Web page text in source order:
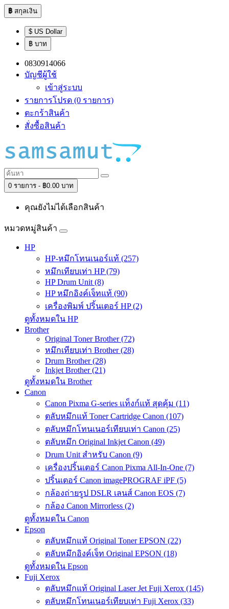
฿ สกุลเงิน
$ US Dollar
฿ บาท
0830914066
บัญชีผู้ใช้
เข้าสู่ระบบ
รายการโปรด (0 รายการ)
ตะกร้าสินค้า
สั่งซื้อสินค้า
0 รายการ - ฿0.00 บาท
คุณยังไม่ได้เลือกสินค้า
หมวดหมู่สินค้า
HP
HP-หมึกโทนเนอร์แท้ (257)
หมึกเทียบเท่า HP (79)
HP Drum Unit (8)
HP หมึกอิงค์เจ็ทแท้ (90)
เครื่องพิมพ์ ปริ้นเตอร์ HP (2)
ดูทั้งหมดใน HP
Brother
Original Toner Brother (72)
หมึกเทียบเท่า Brother (28)
Drum Brother (28)
Inkjet Brother (21)
ดูทั้งหมดใน Brother
Canon
Canon Pixma G-series แท็งก์แท้ สุดคุ้ม (11)
ตลับหมึกแท้ Toner Cartridge Canon (107)
ตลับหมึกโทนเนอร์เทียบเท่า Canon (25)
ตลับหมึก Original Inkjet Canon (49)
Drum Unit สำหรับ Canon (9)
เครื่องปริ้นเตอร์ Canon Pixma All-In-One (7)
ปริ้นเตอร์ Canon imagePROGRAF iPF (5)
กล้องถ่ายรูป DSLR เลนส์ Canon EOS (7)
กล้อง Canon Mirrorless (2)
ดูทั้งหมดใน Canon
Epson
ตลับหมึกแท้ Original Toner EPSON (22)
ตลับหมึกอิงค์เจ็ท Original EPSON (18)
ดูทั้งหมดใน Epson
Fuji Xerox
ตลับหมึกแท้ Original Laser Jet Fuji Xerox (145)
ตลับหมึกโทนเนอร์เทียบเท่า Fuji Xerox (33)